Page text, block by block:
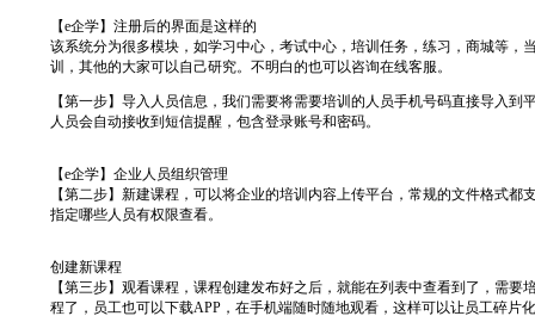
【e企学】注册后的界面是这样的
该系统分为很多模块，如学习中心，考试中心，培训任务，练习，商城等，
训，其他的大家可以自己研究。不明白的也可以咨询在线客服。
【第一步】导入人员信息，我们需要将需要培训的人员手机号码直接导入到
人员会自动接收到短信提醒，包含登录账号和密码。
【e企学】企业人员组织管理
【第二步】新建课程，可以将企业的培训内容上传平台，常规的文件格式都
指定哪些人员有权限查看。
创建新课程
【第三步】观看课程，课程创建发布好之后，就能在列表中查看到了，需要
程了，员工也可以下载APP，在手机端随时随地观看，这样可以让员工碎片